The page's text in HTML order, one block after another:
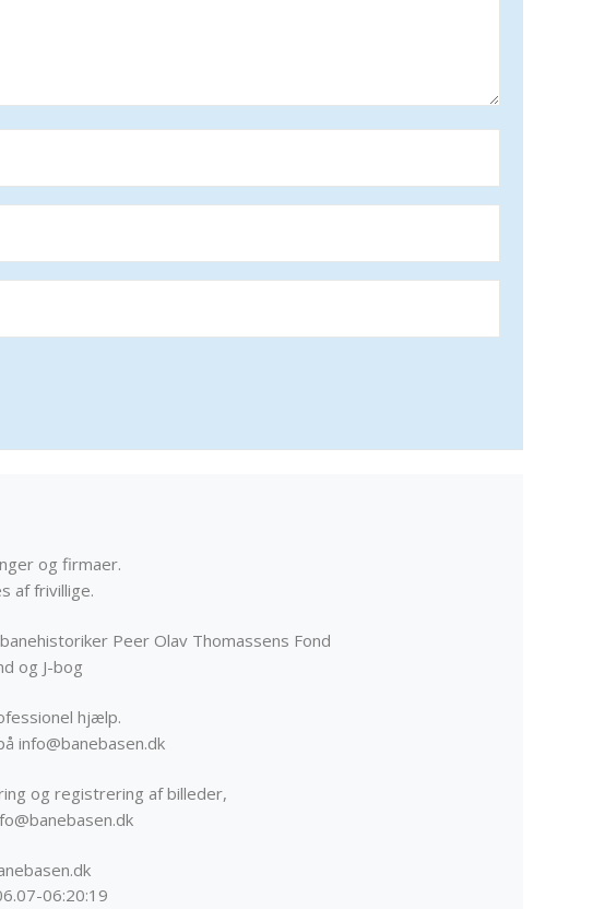
og firmaer.
af frivillige.
Peer Olav Thomassens Fond
og J-bog
hjælp.
info@banebasen.dk
og registrering af billeder,
06:20:19